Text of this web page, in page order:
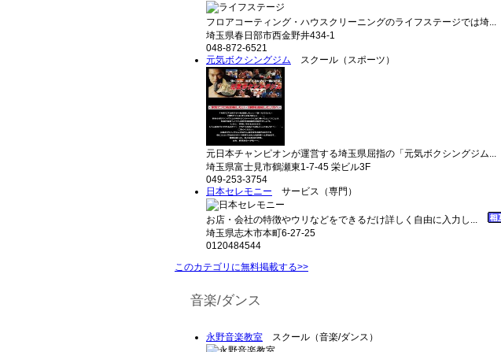
フロアコーティング・ハウスクリーニングのライフステージでは埼...
埼玉県春日部市西金野井434-1
048-872-6521
元気ボクシングジム スクール（スポーツ）
元日本チャンピオンが運営する埼玉県屈指の「元気ボクシングジム...
埼玉県富士見市鶴瀬東1-7-45 栄ビル3F
049-253-3754
日本セレモニー サービス（専門）
お店・会社の特徴やウリなどをできるだけ詳しく自由に入力し...
埼玉県志木市本町6-27-25
0120484544
このカテゴリに無料掲載する>>
音楽/ダンス
永野音楽教室 スクール（音楽/ダンス）